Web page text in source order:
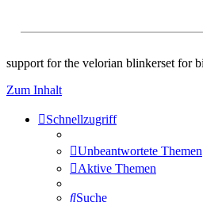
support for the velorian blinkerset for
Zum Inhalt
Schnellzugriff
Unbeantwortete Themen
Aktive Themen
Suche